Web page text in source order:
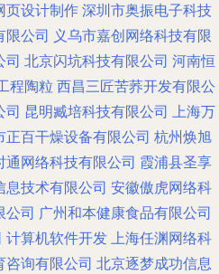
页设计制作 深圳市奥振电子科技
限公司 义乌市嘉创网络科技有限
司 北京闪坑科技有限公司 河南恒
程陶粒 西昌三匠苦荞开发有限公
司 昆明臧培科技有限公司
上海万
正百干燥设备有限公司 杭州焕旭
通网络科技有限公司 霞浦县圣享
息技术有限公司 安徽傲虎网络科
公司 广州和本健康食品有限公司
计算机软件开发
上海任渊网络科
咨询有限公司 北京逐梦成功信息